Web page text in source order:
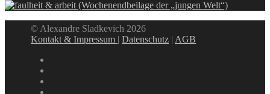
© Alexandre Sladkevich 2026
Kontakt & Impressum |Datenschutz | AGB